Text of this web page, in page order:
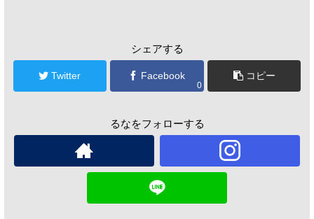
シェアする
Twitter Facebook
0
コピー
るなをフォローする